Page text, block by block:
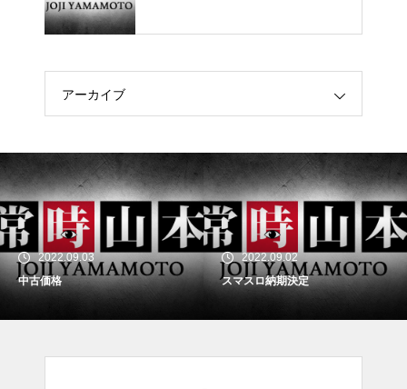
アーカイブ
2022.09.03
中古価格
2022.09.02
スマスロ納期決定